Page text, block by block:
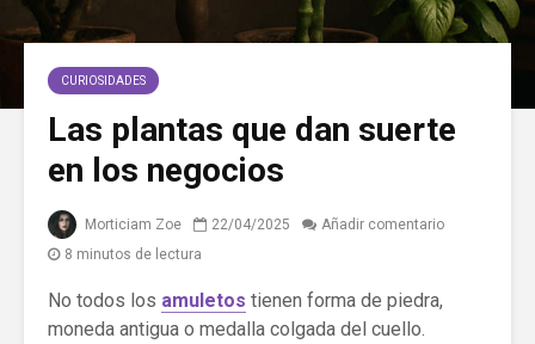
CURIOSIDADES
Las plantas que dan suerte
en los negocios
Morticiam Zoe 22/04/2025
Añadir comentario
8 minutos de lectura
No todos los amuletos tienen forma de piedra,
moneda antigua o medalla colgada del cuello.